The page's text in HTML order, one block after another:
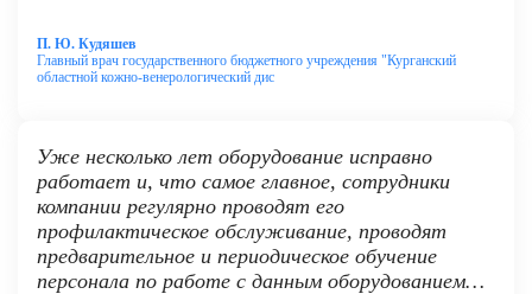
П. Ю. Кудяшев
Главный врач государственного бюджетного учреждения "Курганский
областной кожно-венерологический дис
Уже несколько лет оборудование исправно
работает и, что самое главное, сотрудники
компании регулярно проводят его
профилактическое обслуживание, проводят
предварительное и периодическое обучение
персонала по работе с данным оборудованием…